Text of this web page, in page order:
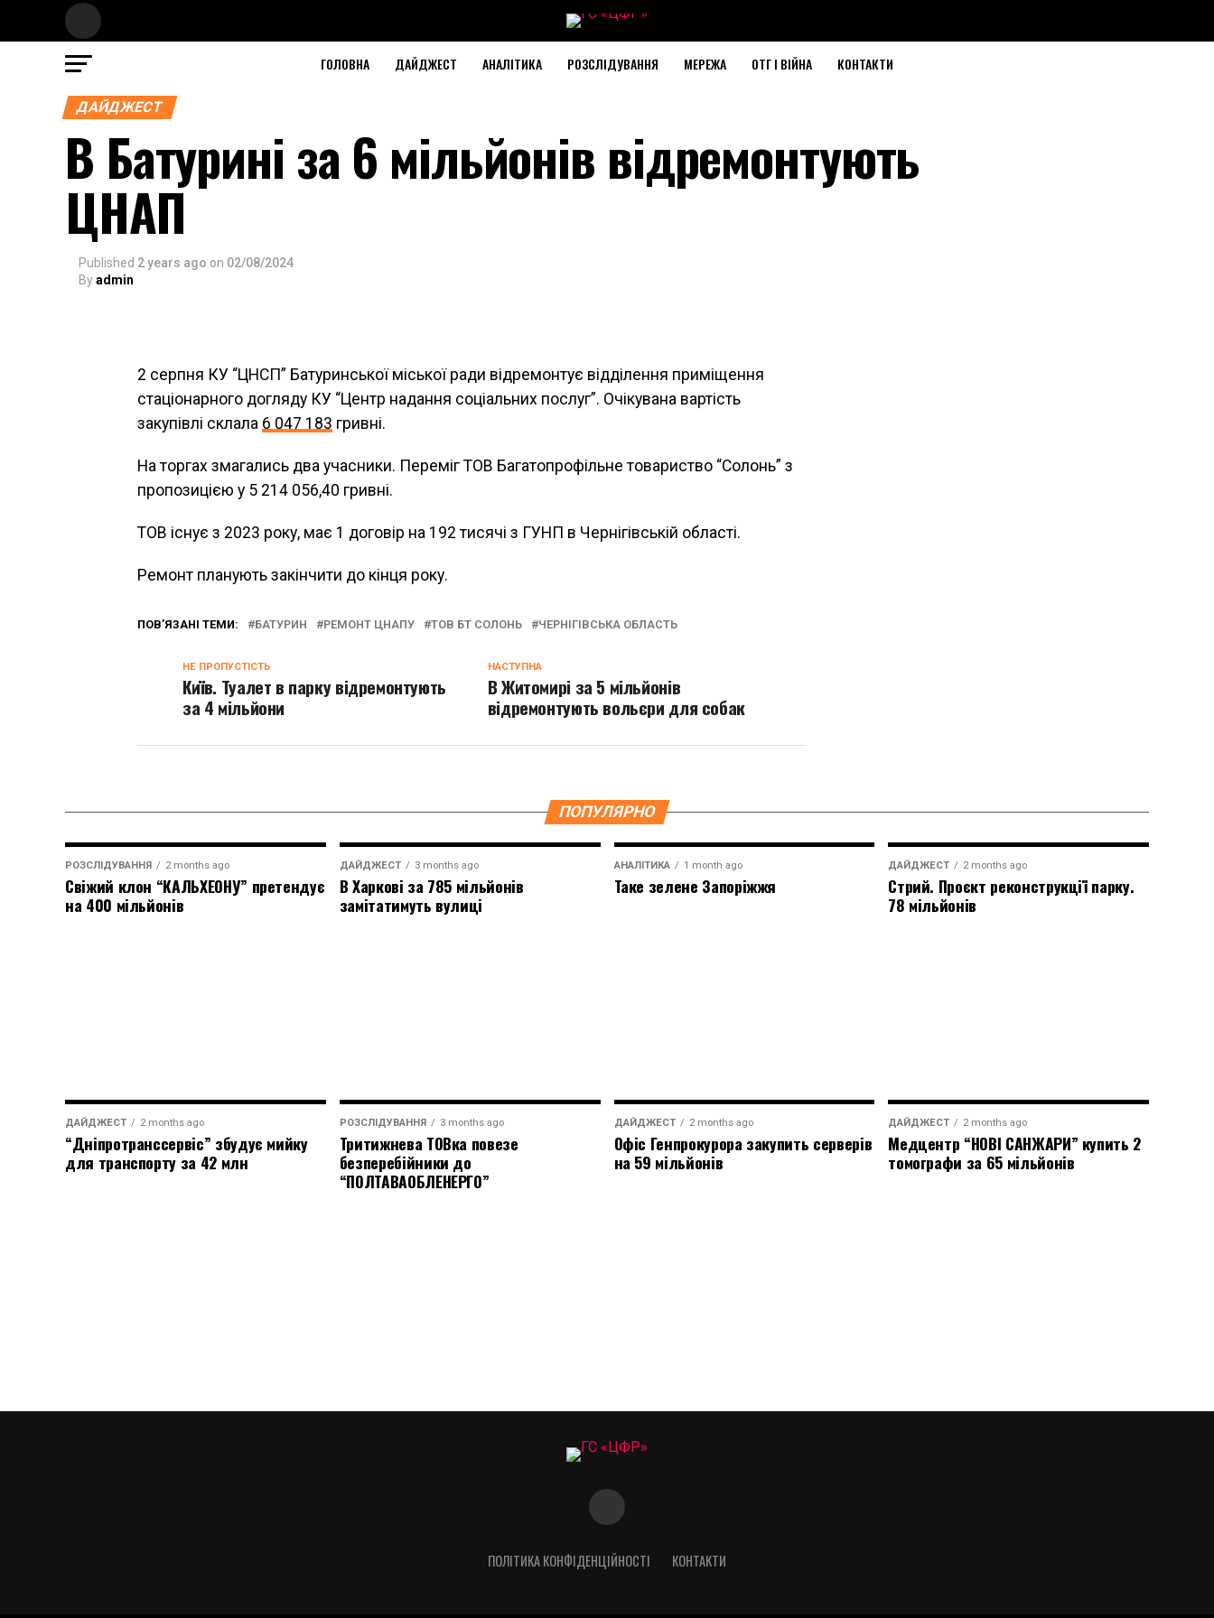
ГОЛОВНА ДАЙДЖЕСТ АНАЛІТИКА РОЗСЛІДУВАННЯ МЕРЕЖА ОТГ І ВІЙНА КОНТАКТИ
ДАЙДЖЕСТ
В Батурині за 6 мільйонів відремонтують
ЦНАП
Published 2 years ago on 02/08/2024
Byadmin
2 серпня КУ “ЦНСП” Батуринської міської ради відремонтує відділення приміщення
стаціонарного догляду КУ “Центр надання соціальних послуг”. Очікувана вартість
закупівлі склала 6 047 183 гривні.
На торгах змагались два учасники. Переміг ТОВ Багатопрофільне товариство “Солонь” з
пропозицією у 5 214 056,40 гривні.
ТОВ існує з 2023 року, має 1 договір на 192 тисячі з ГУНП в Чернігівській області.
Ремонт планують закінчити до кінця року.
ПОВ’ЯЗАНІ ТЕМИ: БАТУРИН РЕМОНТ ЦНАПУ ТОВ БТ СОЛОНЬ ЧЕРНІГІВСЬКА ОБЛАСТЬ
НАСТУПНА
В Житомирі за 5 мільйонів
відремонтують вольєри для собак
НЕ ПРОПУСТІСТЬ
Київ. Туалет в парку відремонтують
за 4 мільйони
ПОПУЛЯРНО
РОЗСЛІДУВАННЯ 2 months ago
Свіжий клон “КАЛЬХЕОНУ” претендує
на 400 мільйонів
ДАЙДЖЕСТ 3 months ago
В Харкові за 785 мільйонів
замітатимуть вулиці
АНАЛІТИКА 1 month ago
Таке зелене Запоріжжя
ДАЙДЖЕСТ 2 months ago
Стрий. Проєкт реконструкції парку.
78 мільйонів
ДАЙДЖЕСТ 2 months ago
“Дніпротранссервіс” збудує мийку
для транспорту за 42 млн
РОЗСЛІДУВАННЯ 3 months ago
Тритижнева ТОВка повезе
безперебійники до
“ПОЛТАВАОБЛЕНЕРГО”
ДАЙДЖЕСТ 2 months ago
Офіс Генпрокурора закупить серверів
на 59 мільйонів
ДАЙДЖЕСТ 2 months ago
Медцентр “НОВІ САНЖАРИ” купить 2
томографи за 65 мільйонів
ПОЛІТИКА КОНФІДЕНЦІЙНОСТІ КОНТАКТИ